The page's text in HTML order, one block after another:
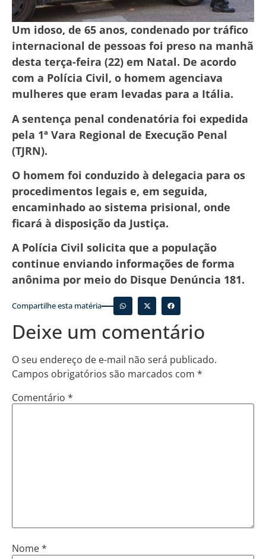
Um idoso, de 65 anos, condenado por tráfico
internacional de pessoas foi preso na manhã
desta terça-feira (22) em Natal. De acordo
com a Polícia Civil, o homem agenciava
mulheres que eram levadas para a Itália.
A sentença penal condenatória foi expedida
pela 1ª Vara Regional de Execução Penal
(TJRN).
O homem foi conduzido à delegacia para os
procedimentos legais e, em seguida,
encaminhado ao sistema prisional, onde
ficará à disposição da Justiça.
A Polícia Civil solicita que a população
continue enviando informações de forma
anônima por meio do Disque Denúncia 181.
Compartilhe esta matéria
Deixe um comentário
O seu endereço de e-mail não será publicado.
Campos obrigatórios são marcados com *
Comentário *
Nome*